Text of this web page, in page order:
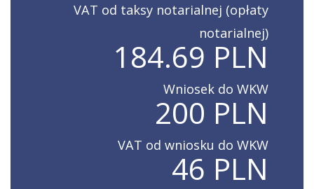
VAT od taksy notarialnej (opłaty
notarialnej)
184.69 PLN
Wniosek do WKW
200 PLN
VAT od wniosku do WKW
46 PLN